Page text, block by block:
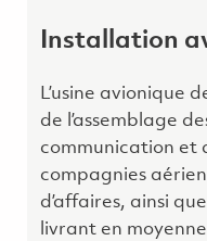
Installation
L’usine avionique
de l’assemblage
communication et
compagnies
d’affaires, ainsi
livrant en